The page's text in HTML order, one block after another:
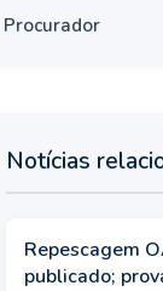
Procurador
Notícias
Repescagem
publicado;